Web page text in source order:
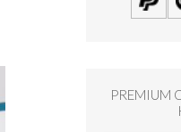
PREMIUM